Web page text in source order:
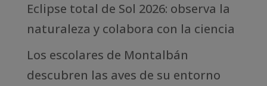
Eclipse total de Sol 2026: observa la
naturaleza y colabora con la ciencia
Los escolares de Montalbán
descubren las aves de su entorno